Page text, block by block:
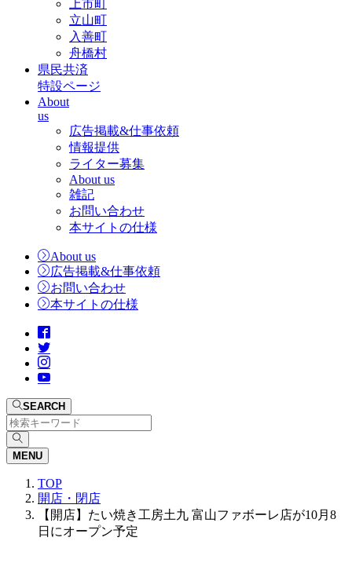
上市町
立山町
入善町
舟橋村
県民共済
特設ページ
About
us
広告掲載&仕事依頼
情報提供
ライター募集
About us
雑記
お問い合わせ
本サイトの仕様
About us
広告掲載&仕事依頼
お問い合わせ
本サイトの仕様
SEARCH
MENU
TOP
開店・閉店
【開店】たい焼き工房土九 富山ファボーレ店が10月8
日にオープン予定